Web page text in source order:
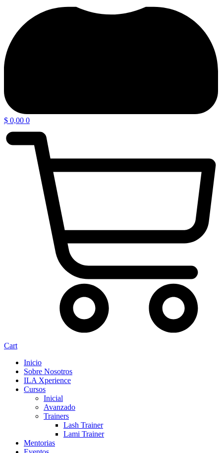
$ 0,00 0
Cart
Inicio
Sobre Nosotros
ILA Xperience
Cursos
Inicial
Avanzado
Trainers
Lash Trainer
Lami Trainer
Mentorias